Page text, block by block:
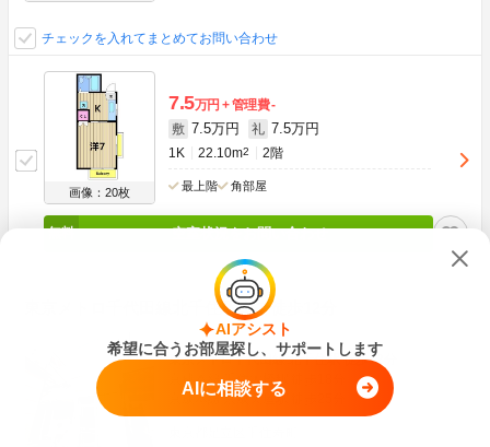
チェックを入れてまとめてお問い合わせ
画像：20枚
7.5万円 管理費-
敷 7.5万円 礼 7.5万円
1K 22.10m2 2階
最上階 角部屋
空室状況をお問い合わせ
東京メトロ千代田線北千住駅まで徒歩12分
東京メトロ千代田線 北千住駅 徒歩12分
京成本線 千住大橋駅 徒歩18分
京成本線 京成関屋駅 徒歩25分
AIアシスト
希望に合うお部屋探し、サポートします
AIに相談する